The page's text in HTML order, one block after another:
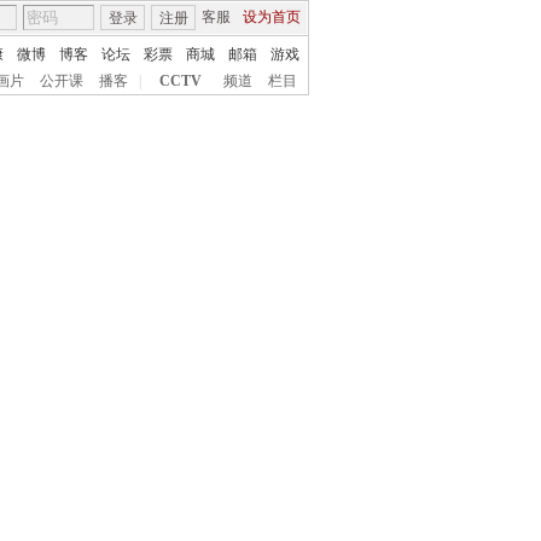
客服 设为首页
登录 注册
微博 博客 论坛 彩票 商城 邮箱
游戏
片
公开课 播客 CCTV 频道 栏目